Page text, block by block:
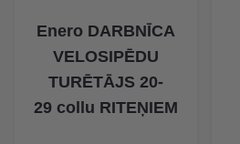
Enero DARBNĪCA
VELOSIPĒDU
TURĒTĀJS 20-
29 collu RITEŅIEM